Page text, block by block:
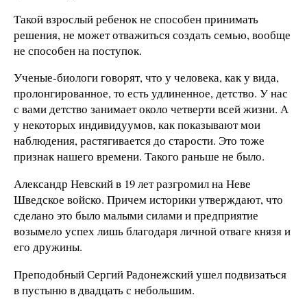
Такой взрослый ребенок не способен принимать
решения, не может отважиться создать семью, вообще
не способен на поступок.
Ученые-биологи говорят, что у человека, как у вида,
пролонгированное, то есть удлиненное, детство. У нас
с вами детство занимает около четверти всей жизни. А
у некоторых индивидуумов, как показывают мои
наблюдения, растягивается до старости. Это тоже
признак нашего времени. Такого раньше не было.
Александр Невский в 19 лет разгромил на Неве
Шведское войско. Причем историки утверждают, что
сделано это было малыми силами и предприятие
возымело успех лишь благодаря личной отваге князя и
его дружины.
Преподобный Сергий Радонежский ушел подвизаться
в пустыню в двадцать с небольшим.